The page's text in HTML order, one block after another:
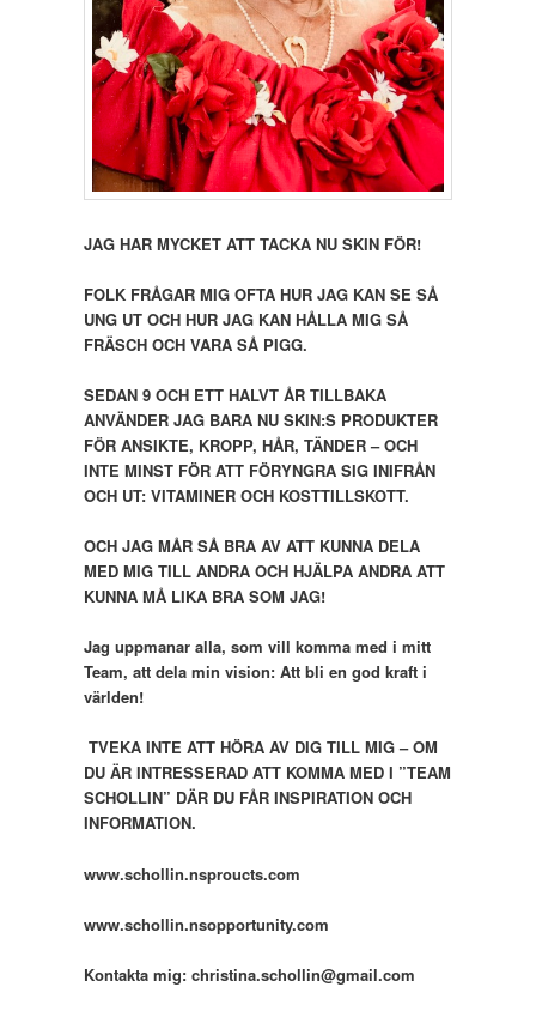
JAG HAR MYCKET ATT TACKA NU SKIN FÖR!
FOLK FRÅGAR MIG OFTA HUR JAG KAN SE SÅ
UNG UT OCH HUR JAG KAN HÅLLA MIG SÅ
FRÄSCH OCH VARA SÅ PIGG.
SEDAN 9 OCH ETT HALVT ÅR TILLBAKA
ANVÄNDER JAG BARA NU SKIN:S PRODUKTER
FÖR ANSIKTE, KROPP, HÅR, TÄNDER – OCH
INTE MINST FÖR ATT FÖRYNGRA SIG INIFRÅN
OCH UT: VITAMINER OCH KOSTTILLSKOTT.
OCH JAG MÅR SÅ BRA AV ATT KUNNA DELA
MED MIG TILL ANDRA OCH HJÄLPA ANDRA ATT
KUNNA MÅ LIKA BRA SOM JAG!
Jag uppmanar alla, som vill komma med i mitt
Team, att dela min vision: Att bli en god kraft i
världen!
TVEKA INTE ATT HÖRA AV DIG TILL MIG – OM
DU ÄR INTRESSERAD ATT KOMMA MED I ”TEAM
SCHOLLIN” DÄR DU FÅR INSPIRATION OCH
INFORMATION.
www.schollin.nsproucts.com
www.schollin.nsopportunity.com
Kontakta mig: christina.schollin@gmail.com